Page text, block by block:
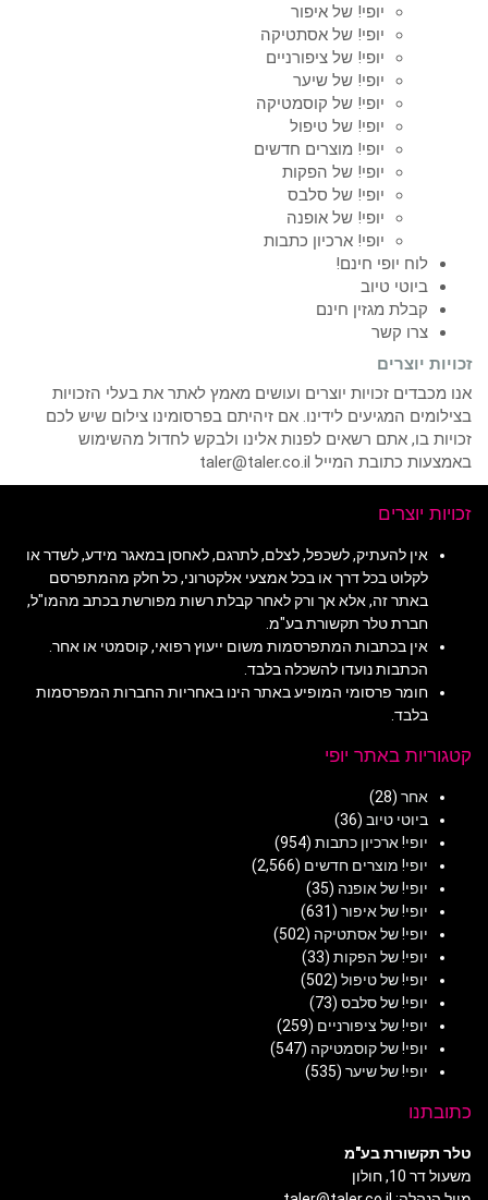
יופי! של איפור
יופי! של אסתטיקה
יופי! של ציפורניים
יופי! של שיער
יופי! של קוסמטיקה
יופי! של טיפול
יופי! מוצרים חדשים
יופי! של הפקות
יופי! של סלבס
יופי! של אופנה
יופי! ארכיון כתבות
לוח יופי חינם!
ביוטי טיוב
קבלת מגזין חינם
צרו קשר
זכויות יוצרים
אנו מכבדים זכויות יוצרים ועושים מאמץ לאתר את בעלי הזכויות
בצילומים המגיעים לידינו. אם זיהיתם בפרסומינו צילום שיש לכם
זכויות בו, אתם רשאים לפנות אלינו ולבקש לחדול מהשימוש
באמצעות כתובת המייל taler@taler.co.il
זכויות יוצרים
אין להעתיק, לשכפל, לצלם, לתרגם, לאחסן במאגר מידע, לשדר או
לקלוט בכל דרך או בכל אמצעי אלקטרוני, כל חלק מהמתפרסם
באתר זה, אלא אך ורק לאחר קבלת רשות מפורשת בכתב מהמו"ל,
חברת טלר תקשורת בע"מ.
אין בכתבות המתפרסמות משום ייעוץ רפואי, קוסמטי או אחר.
הכתבות נועדו להשכלה בלבד.
חומר פרסומי המופיע באתר הינו באחריות החברות המפרסמות
בלבד.
קטגוריות באתר יופי
אחר (28)
ביוטי טיוב (36)
יופי! ארכיון כתבות (954)
יופי! מוצרים חדשים (2,566)
יופי! של אופנה (35)
יופי! של איפור (631)
יופי! של אסתטיקה (502)
יופי! של הפקות (33)
יופי! של טיפול (502)
יופי! של סלבס (73)
יופי! של ציפורניים (259)
יופי! של קוסמטיקה (547)
יופי! של שיער (535)
כתובתנו
טלר תקשורת בע"מ
משעול דר 10, חולון